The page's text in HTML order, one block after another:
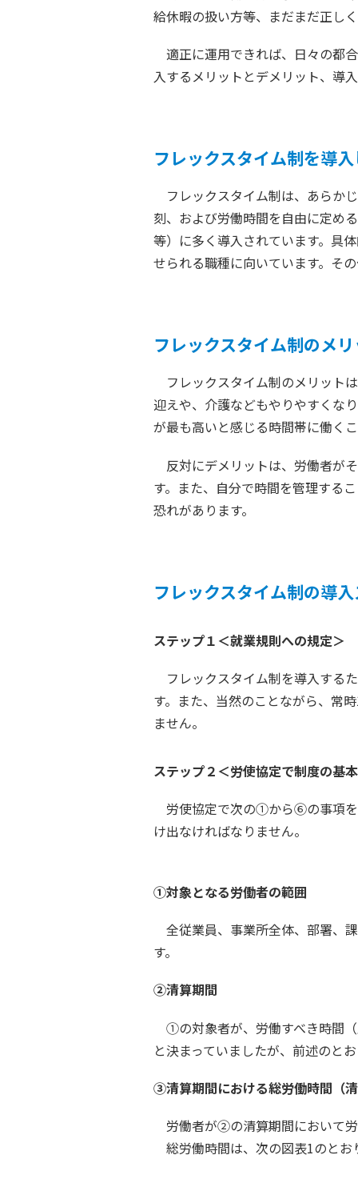
給休暇の扱い方等、まだまだ正し
適正に運用できれば、日々の都
入するメリットとデメリット、導
フレックスタイム制を導
フレックスタイム制は、あらか
刻、および労働時間を自由に定め
等）に多く導入されています。具
せられる職種に向いています。そ
フレックスタイム制のメ
フレックスタイム制のメリット
迎えや、介護などもやりやすくな
が最も高いと感じる時間帯に働く
反対にデメリットは、労働者が
す。また、自分で時間を管理する
恐れがあります。
フレックスタイム制の導
ステップ１＜就業規則への規定＞
フレックスタイム制を導入する
す。また、当然のことながら、常
ません。
ステップ２＜労使協定で制度の基
労使協定で次の①から⑥の事項を
け出なければなりません。
①対象となる労働者の範囲
全従業員、事業所全体、部署、
す。
②清算期間
①の対象者が、労働すべき時間
と決まっていましたが、前述のと
③清算期間における総労働時間（
労働者が②の清算期間において
総労働時間は、次の図表1のとお